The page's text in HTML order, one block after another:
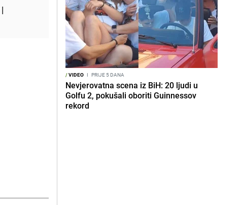
|
/VIDEO I PRIJE 5 DANA
Nevjerovatna scena iz BiH: 20 ljudi u
Golfu 2, pokušali oboriti Guinnessov
rekord